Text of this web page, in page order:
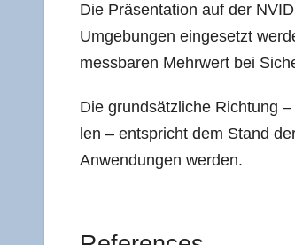
Die Prä­sen­ta­ti­on auf der
Umge­bun­gen ein­ge­setzt
mess­ba­ren Mehr­wert bei
Die grund­sätz­li­che Rich­tung
len – ent­spricht dem Stand
Anwen­dun­gen werden.